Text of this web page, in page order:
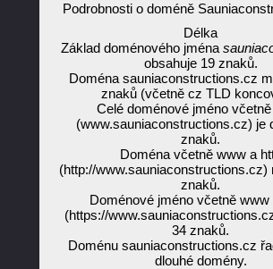
Podrobnosti o doméně
Délka
Základ doménového jména
obsahuje 19 znaků.
Doména sauniaconstructions.cz
znaků (včetně cz TLD
Celé doménové jméno
(www.sauniaconstructions.cz) je
znaků.
Doména včetně www a
(http://www.sauniaconstructions.cz)
znaků.
Doménové jméno včetně www
(https://
34 znaků.
Doménu sauniaconstructions.cz
dlouhé domény.